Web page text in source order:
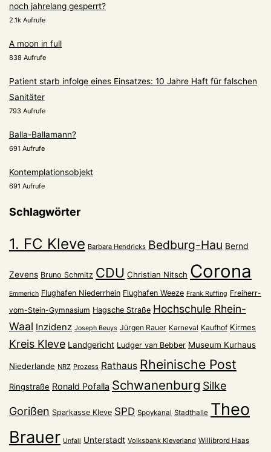
noch jahrelang gesperrt?
2.1k Aufrufe
A moon in full
838 Aufrufe
Patient starb infolge eines Einsatzes: 10 Jahre Haft für falschen
Sanitäter
793 Aufrufe
Balla-Ballamann?
691 Aufrufe
Kontemplationsobjekt
691 Aufrufe
Schlagwörter
1. FC Kleve Barbara Hendricks Bedburg-Hau Bernd
Zevens Bruno Schmitz CDU Christian Nitsch Corona
Emmerich Flughafen Niederrhein Flughafen Weeze Frank Ruffing Freiherr-
vom-Stein-Gymnasium Hagsche Straße Hochschule Rhein-
Waal Inzidenz Joseph Beuys Jürgen Rauer Karneval Kaufhof Kirmes
Kreis Kleve Landgericht Ludger van Bebber Museum Kurhaus
Niederlande NRZ Prozess Rathaus Rheinische Post
Ringstraße Ronald Pofalla Schwanenburg Silke
Gorißen Sparkasse Kleve SPD Spoykanal Stadthalle Theo
Brauer Unfall Unterstadt Volksbank Kleverland Willibrord Haas